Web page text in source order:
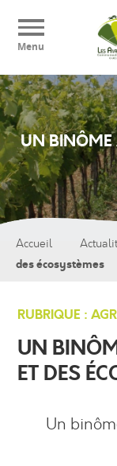
Menu
UN BINÔME
Accueil
des écosystèmes
RUBRIQUE :
UN
ET DES
Un
Panneau de gestion